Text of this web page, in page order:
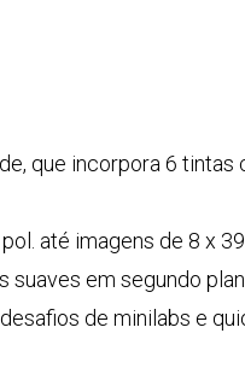
que incorpora 6 tintas
até imagens de 8 x
suaves em segundo
de minilabs e